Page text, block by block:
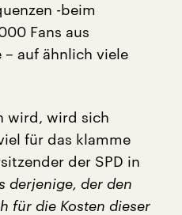
-beim
Fans aus
auf ähnlich viele
wird, wird sich
für das klamme
der SPD in
derjenige, der den
für die Kosten dieser